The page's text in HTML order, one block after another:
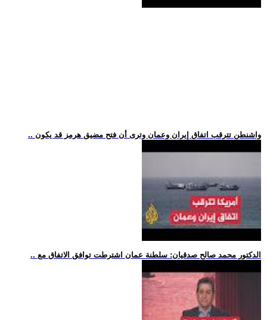
.. واشنطن تترقب اتفاق إيران وعمان وترى أن فتح مضيق هرمز قد يكون
.. الدكتور محمد صالح صدقيان: سلطنة عمان اشترطت توافق الاتفاق مع